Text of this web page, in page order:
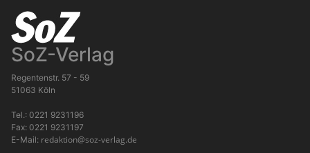
SoZ-Verlag
Regentenstr. 57 - 59
51063 Köln
Tel.: 0221 9231196
Fax: 0221 9231197
E-Mail: redaktion@soz-verlag.de